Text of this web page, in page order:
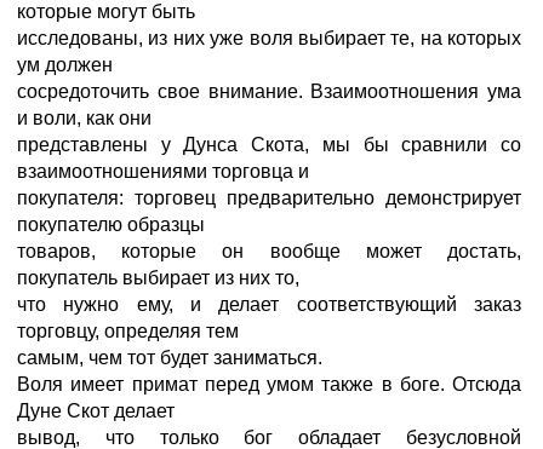
которые могут быть
исследованы, из них уже воля выбирает те, на которых
ум должен
сосредоточить свое внимание. Взаимоотношения ума
и воли, как они
представлены у Дунса Скота, мы бы сравнили со
взаимоотношениями торговца и
покупателя: торговец предварительно демонстрирует
покупателю образцы
товаров, которые он вообще может достать,
покупатель выбирает из них то,
что нужно ему, и делает соответствующий заказ
торговцу, определяя тем
самым, чем тот будет заниматься.
Воля имеет примат перед умом также в боге. Отсюда
Дуне Скот делает
вывод, что только бог обладает безусловной